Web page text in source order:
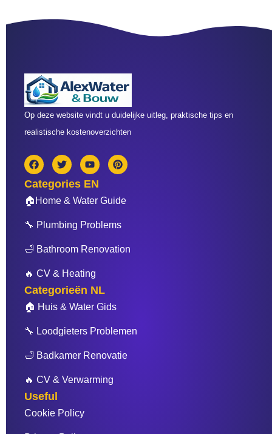
Op deze website vindt u duidelijke uitleg, praktische tips en
realistische kostenoverzichten
F
a
e
b
o
k
T
w
t
e
Y
o
u
t
u
b
P
i
e
r
s
Categories EN
🏠Home & Water Guide
🔧 Plumbing Problems
🛁 Bathroom Renovation
🔥 CV & Heating
Categorieën NL
🏠 Huis & Water Gids
🔧 Loodgieters Problemen
🛁 Badkamer Renovatie
🔥 CV & Verwarming
Useful
Cookie Policy